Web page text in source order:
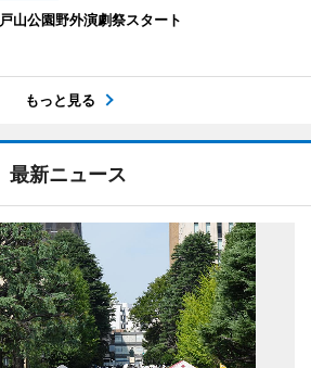
戸山公園野外演劇祭スタート
もっと見る
最新ニュース